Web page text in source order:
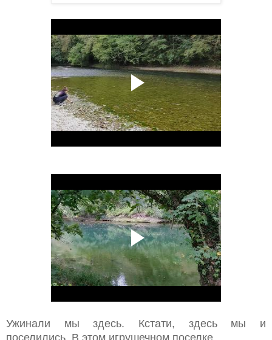
Ужинали мы здесь. Кстати, здесь мы и
поселились. В этом игрушечном поселке